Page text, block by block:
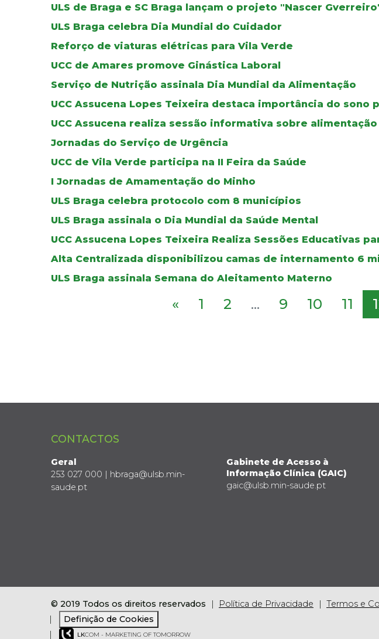
ULS de Braga e SC Braga lançam o projeto "Nascer
ULS Braga celebra Dia Mundial do Cuidador
Reforço de viaturas elétricas para Vila Verde
UCC de Amares promove Ginástica Laboral
Serviço de Nutrição assinala Dia Mundial da Alimentação
UCC Assucena Lopes Teixeira destaca importância do sono
UCC Assucena realiza sessão informativa sobre alimentação
Jornadas do Serviço de Urgência
UCC de Vila Verde participa na II Feira da Saúde
I Jornadas de Amamentação do Minho
ULS Braga celebra protocolo com 8 municípios
ULS Braga assinala o Dia Mundial da Saúde Mental
UCC Assucena Lopes Teixeira Realiza Sessões Educativas
Alta Centralizada disponibilizou camas de internamento 6
ULS Braga assinala Semana do Aleitamento Materno
« 1 2 ... 9 10 11
CONTACTOS
Geral
253 027 000 | hbraga@ulsb.min-
saude.pt
Gabinete de Acesso à
Informação Clínica (GAIC)
gaic@ulsb.min-saude.pt
© 2019 Todos os direitos reservados Política de Privacidade Termos e
Definição de Cookies
LKCOM - MARKETING OF TOMORROW